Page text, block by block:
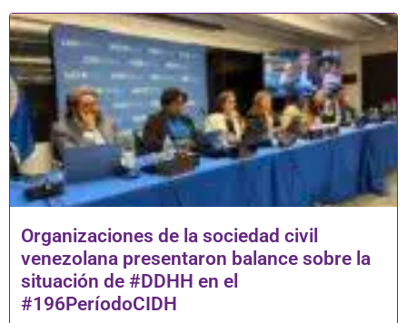
Organizaciones de la sociedad civil
venezolana presentaron balance sobre la
situación de #DDHH en el
#196PeríodoCIDH